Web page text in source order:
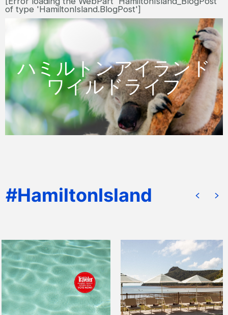
of type 'HamiltonIsland.BlogPost']
ハミルトンアイランド
ワイルドライフ
ハミルトンアイランドでのご家族との過
ごし方はもうお決まりですか？ハミルト
ンアイランド ワイルドライフを探検し
て、オーストラリアにしかいない様々な
動物を間近で出会ってみて下さい。
更に詳しく